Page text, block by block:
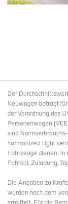
Der
Neuwagen beträgt
der Verordnung des
Personenwagen
sind
harmonized Light
Fahrzeuge dienen. In
Fahrstil, Zuladung,
Die Angaben zu
wurden nach dem
ermittelt. Für die